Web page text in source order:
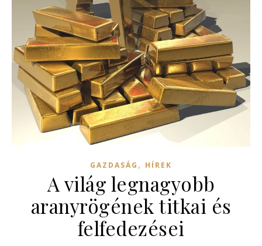
GAZDASÁG , HÍREK
A világ legnagyobb
aranyrögének titkai és
felfedezései